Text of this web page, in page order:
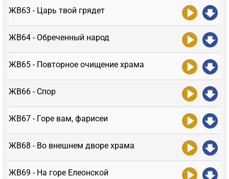
ЖВ63 - Царь твой грядет
ЖВ64 - Обреченный народ
ЖВ65 - Повторное очищение храма
ЖВ66 - Спор
ЖВ67 - Горе вам, фарисеи
ЖВ68 - Во внешнем дворе храма
ЖВ69 - На горе Елеонской